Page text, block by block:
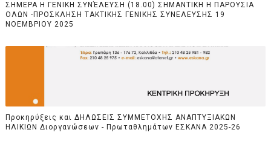
ΣΗΜΕΡΑ Η ΓΕΝΙΚΗ ΣΥΝΈΛΕΥΣΗ (18.00) ΣΗΜΑΝΤΙΚΗ Η ΠΑΡΟΥΣΙΑ
ΟΛΩΝ -ΠΡΟΣΚΛΗΣΗ ΤΑΚΤΙΚΗΣ ΓΕΝΙΚΗΣ ΣΥΝΕΛΕΥΣΗΣ 19
ΝΟΕΜΒΡΙΟΥ 2025
Προκηρύξεις και ΔΗΛΩΣΕΙΣ ΣΥΜΜΕΤΟΧΗΣ ΑΝΑΠΤΥΞΙΑΚΩΝ
ΗΛΙΚΙΩΝ Διοργανώσεων - Πρωταθλημάτων ΕΣΚΑΝΑ 2025-26